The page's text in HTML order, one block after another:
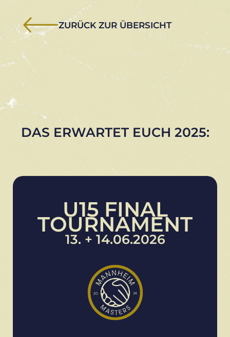
ZURÜCK ZUR ÜBERSICHT
DAS ERWARTET EUCH 2025:
U15 FINAL
TOURNAMENT
13. + 14.06.2026